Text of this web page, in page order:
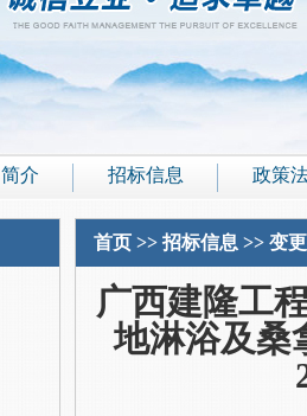
介 招标信息 政策
首页>> 招标信息 >> 变
广西建隆工
地淋浴及桑